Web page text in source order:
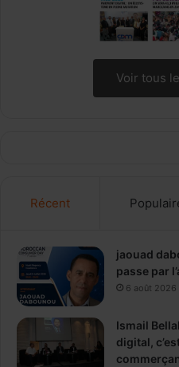
Voir tous
Récent
jaouad
passe par
6 août 2026
Ismail
digital,